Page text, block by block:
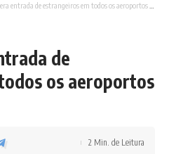
entrada de estrangeiros em todos os aeroportos do país
de
os aeroportos
2 Min. de Leitura